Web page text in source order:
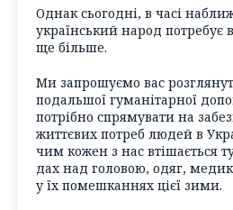
Однак сьогодні, в часі
український народ потребує
ще більше.
Ми запрошуємо вас
подальшої гуманітарної
потрібно спрямувати на
життєвих потреб людей в
чим кожен з нас втішається
дах над головою, одяг,
у їх помешканнях цієї зими.